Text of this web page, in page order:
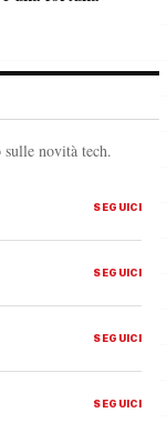
novità tech.
SEGUICI
SEGUICI
SEGUICI
SEGUICI